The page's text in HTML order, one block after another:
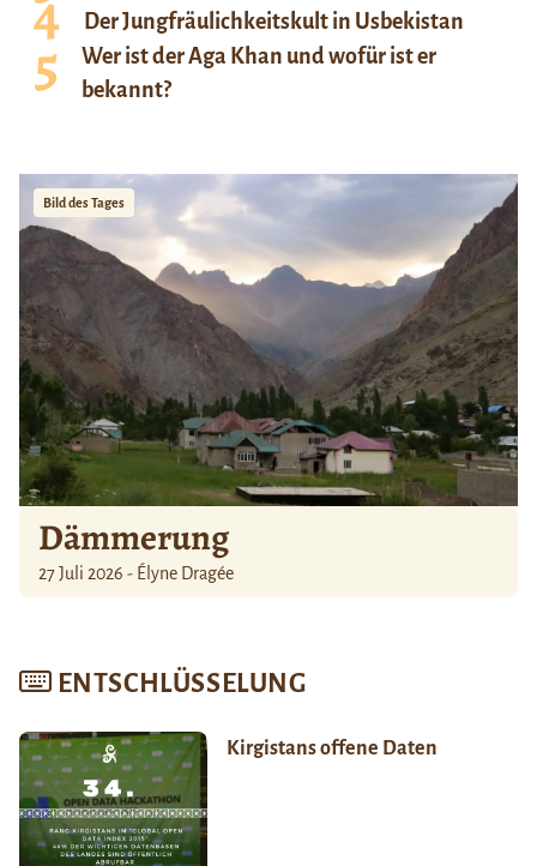
Der Jungfräulichkeitskult in Usbekistan
Wer ist der Aga Khan und wofür ist er
bekannt?
Bild des Tages
Dämmerung
27 Juli 2026 - Élyne Dragée
ENTSCHLÜSSELUNG
Kirgistans offene Daten